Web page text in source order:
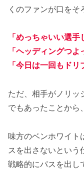
くのファンが口をそ
「めっちゃいい選手
「ヘッディングつよ
「今日は一回もドリ
ただ、相手がノリッ
でもあったことから
味方のベンホワイト
スを出さないという
戦略的にパスを出し